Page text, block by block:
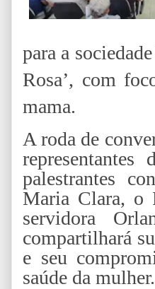
para a
Rosa’, com
mama.
A roda de
palestrantes
Maria Clara, o
servidora
compartilhará
e seu
saúde da mulher.